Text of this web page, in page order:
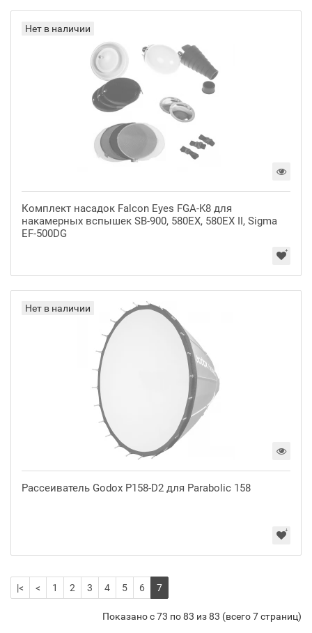
Нет в наличии
Комплект насадок Falcon Eyes FGA-K8 для
накамерных вспышек SB-900, 580EX, 580EX II, Sigma
EF-500DG
Нет в наличии
Рассеиватель Godox P158-D2 для Parabolic 158
|< < 1 2 3 4 5 6 7
Показано с 73 по 83 из 83 (всего 7 страниц)